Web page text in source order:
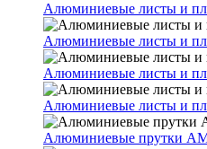
Алюминиевые листы и
Алюминиевые листы и
Алюминиевые листы и
Алюминиевые листы и
Алюминиевые прутки